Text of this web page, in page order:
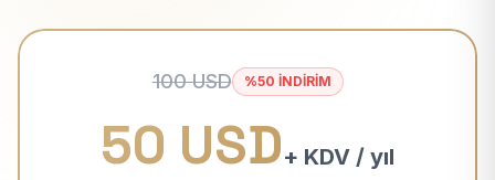
100 USD %50 İNDİRİM
50 USD+ KDV / yıl